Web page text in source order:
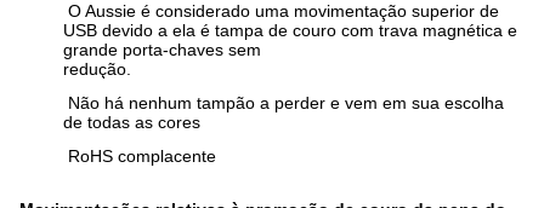
O Aussie é considerado uma movimentação superior de
USB devido a ela é tampa de couro com trava magnética e
grande porta-chaves sem
redução.
Não há nenhum tampão a perder e vem em sua escolha
de todas as cores
RoHS complacente